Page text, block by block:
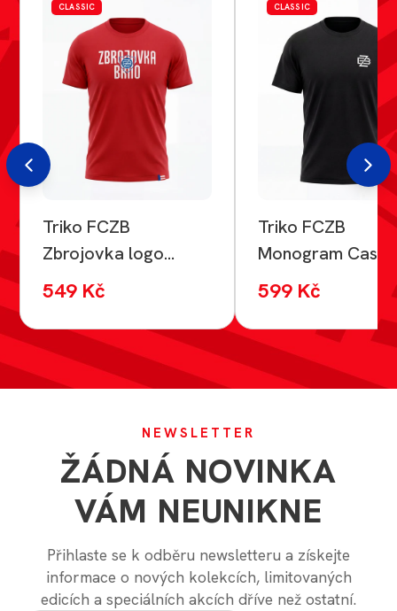
CLASSIC
Triko FCZB
Zbrojovka logo
červené
549 Kč
CLASSIC
Triko FCZB
Monogram
599 Kč
NEWSLETTER
ŽÁDNÁ NOVINKA
VÁM NEUNIKNE
Přihlaste se k odběru newsletteru a získejte
informace o nových kolekcích, limitovaných
edicích a speciálních akcích dříve než ostatní.